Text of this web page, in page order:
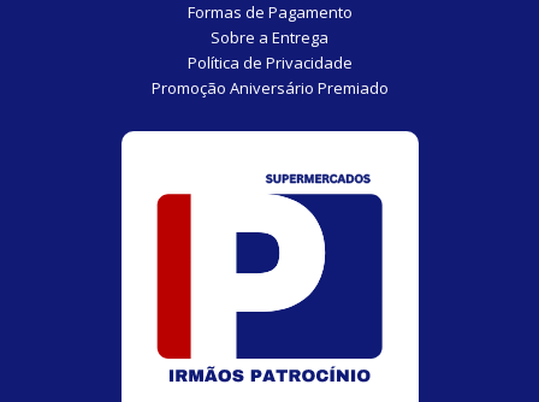
Formas de Pagamento
Sobre a Entrega
Política de Privacidade
Promoção Aniversário Premiado